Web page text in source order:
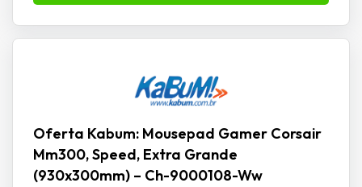
Oferta Kabum: Mousepad Gamer Corsair
Mm300, Speed, Extra Grande
(930x300mm) – Ch-9000108-Ww